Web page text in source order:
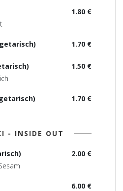
1.80 €
1.70 €
1.50 €
1.70 €
- INSIDE OUT
2.00 €
6.00 €